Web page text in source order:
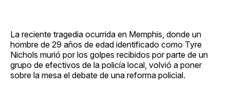
La reciente tragedia ocurrida en Memphis, donde un
hombre de 29 años de edad identificado como Tyre
Nichols murió por los golpes recibidos por parte de un
grupo de efectivos de la policía local, volvió a poner
sobre la mesa el debate de una reforma policial.